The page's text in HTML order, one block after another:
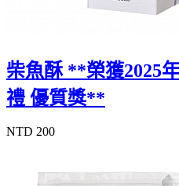
柴魚酥 **榮獲2025
禮 優質獎**
NTD 200